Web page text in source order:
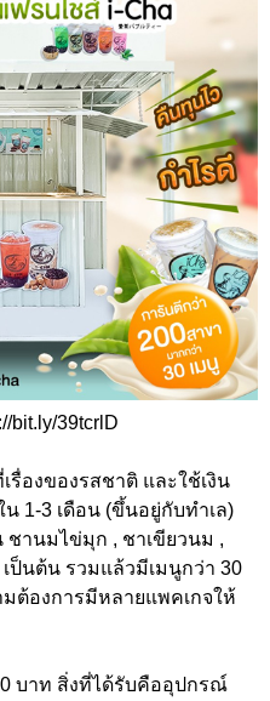
bit.ly/39tcrlD
รื่องของรสชาติ และใช้เงิน
1-3 เดือน (ขึ้นอยู่กับทำเล)
ชานมไข่มุก , ชาเขียวนม ,
ป็นต้น รวมแล้วมีเมนูกว่า 30
ต้องการมีหลายแพคเกจให้
บาท สิ่งที่ได้รับคืออุปกรณ์